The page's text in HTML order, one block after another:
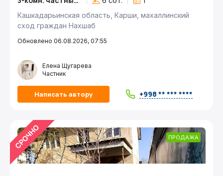
Кашкадарьинская область, Карши, махаллинский
сход граждан Нахшаб
Обновлено 06.08.2026, 07:55
Елена Щугарева
Частник
Написать автору +998 ** *** ****
ПРОДАЖА